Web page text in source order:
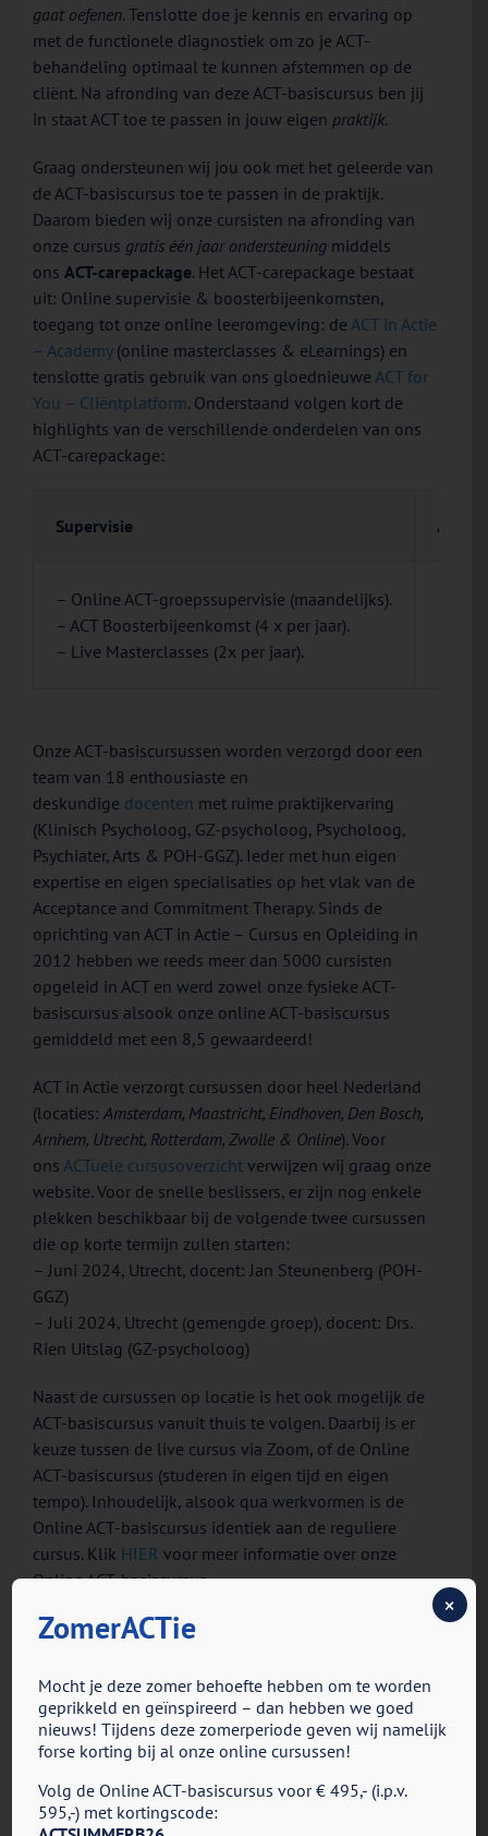
gaat oefenen. Tenslotte doe je kennis en ervaring op
met de functionele diagnostiek om zo je ACT-
behandeling optimaal te kunnen afstemmen op de
cliënt. Na afronding van deze ACT-basiscursus ben jij
in staat ACT toe te passen in jouw eigen praktijk.
Graag ondersteunen wij jou ook met het geleerde van
de ACT-basiscursus toe te passen in de praktijk.
Daarom bieden wij onze cursisten na afronding van
onze cursus gratis één jaar ondersteuning middels
ons ACT-carepackage. Het ACT-carepackage bestaat
uit: Online supervisie & boosterbijeenkomsten,
toegang tot onze online leeromgeving: de ACT in Actie
– Academy(online masterclasses & eLearnings) en
tenslotte gratis gebruik van ons gloednieuwe ACT for
You – Cliëntplatform. Onderstaand volgen kort de
highlights van de verschillende onderdelen van ons
ACT-carepackage:
Supervisie ACT
– Online ACT-groepssupervisie (maandelijks).
– ACT Boosterbijeenkomst (4 x per jaar).
– Live Masterclasses (2x per jaar).
Onze ACT-basiscursussen worden verzorgd door een
team van 18 enthousiaste en
deskundige docenten met ruime praktijkervaring
(Klinisch Psycholoog, GZ-psycholoog, Psycholoog,
Psychiater, Arts & POH-GGZ). Ieder met hun eigen
expertise en eigen specialisaties op het vlak van de
Acceptance and Commitment Therapy. Sinds de
oprichting van ACT in Actie – Cursus en Opleiding in
2012 hebben we reeds meer dan 5000 cursisten
opgeleid in ACT en werd zowel onze fysieke ACT-
basiscursus alsook onze online ACT-basiscursus
gemiddeld met een 8,5 gewaardeerd!
ACT in Actie verzorgt cursussen door heel Nederland
(locaties: Amsterdam, Maastricht, Eindhoven, Den Bosch,
Arnhem, Utrecht, Rotterdam, Zwolle & Online). Voor
ons ACTuele cursusoverzicht verwijzen wij graag onze
website. Voor de snelle beslissers, er zijn nog enkele
plekken beschikbaar bij de volgende twee cursussen
die op korte termijn zullen starten:
– Juni 2024, Utrecht, docent: Jan Steunenberg (POH-
GGZ)
– Juli 2024, Utrecht (gemengde groep), docent: Drs.
Rien Uitslag (GZ-psycholoog)
Naast de cursussen op locatie is het ook mogelijk de
ACT-basiscursus vanuit thuis te volgen. Daarbij is er
keuze tussen de live cursus via Zoom, of de Online
ACT-basiscursus (studeren in eigen tijd en eigen
tempo). Inhoudelijk, alsook qua werkvormen is de
Online ACT-basiscursus identiek aan de reguliere
cursus. Klik HIER voor meer informatie over onze
Online ACT-basiscursus.
5 bijeenkomsten op locatie
Inclusief:
– Online Supervisie & Boosterbijeenkomsten
– Toegang ACT in Actie Academy
5
ZomerACTie
Mocht je deze zomer behoefte hebben om te worden
geprikkeld en geïnspireerd – dan hebben we goed
nieuws! Tijdens deze zomerperiode geven wij namelijk
forse korting bij al onze online cursussen!
Volg de Online ACT-basiscursus voor € 495,- (i.p.v.
595,-) met kortingscode:
×